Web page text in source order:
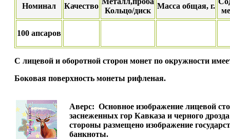
Номинал Качество
Кольцо/диск
Масса общая, г.
100 апсаров
С лицевой и оборотной сторон монет по окружности
Боковая поверхность монеты рифленая.
Аверс: Основное изображение лицевой
заснеженных гор Кавказа и черного
стороны размещено изображение
банкноты.